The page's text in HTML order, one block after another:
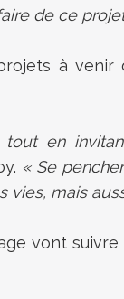
de ce
à
tout en
« Se
mais
vont